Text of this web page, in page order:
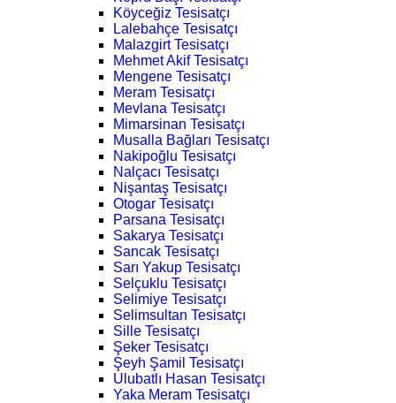
Köyceğiz Tesisatçı
Lalebahçe Tesisatçı
Malazgirt Tesisatçı
Mehmet Akif Tesisatçı
Mengene Tesisatçı
Meram Tesisatçı
Mevlana Tesisatçı
Mimarsinan Tesisatçı
Musalla Bağları Tesisatçı
Nakipoğlu Tesisatçı
Nalçacı Tesisatçı
Nişantaş Tesisatçı
Otogar Tesisatçı
Parsana Tesisatçı
Sakarya Tesisatçı
Sancak Tesisatçı
Sarı Yakup Tesisatçı
Selçuklu Tesisatçı
Selimiye Tesisatçı
Selimsultan Tesisatçı
Sille Tesisatçı
Şeker Tesisatçı
Şeyh Şamil Tesisatçı
Ulubatlı Hasan Tesisatçı
Yaka Meram Tesisatçı